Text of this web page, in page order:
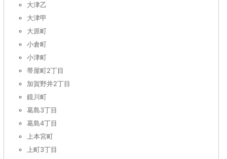
大津乙
大津甲
大原町
小倉町
小津町
帯屋町2丁目
加賀野井2丁目
鏡川町
葛島3丁目
葛島4丁目
上本宮町
上町3丁目